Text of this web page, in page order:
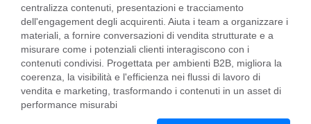
centralizza contenuti, presentazioni e tracciamento
dell'engagement degli acquirenti. Aiuta i team a organizzare i
materiali, a fornire conversazioni di vendita strutturate e a
misurare come i potenziali clienti interagiscono con i
contenuti condivisi. Progettata per ambienti B2B, migliora la
coerenza, la visibilità e l'efficienza nei flussi di lavoro di
vendita e marketing, trasformando i contenuti in un asset di
performance misurabi